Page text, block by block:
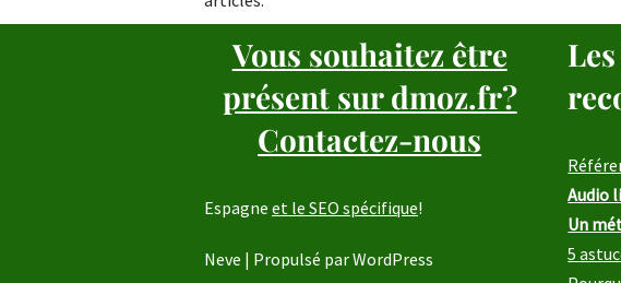
Vous souhaitez être
présent sur dmoz.fr?
Contactez-nous
Espagne et le SEO spécifique!
Neve | Propulsé parWordPress
Audio
Un
5